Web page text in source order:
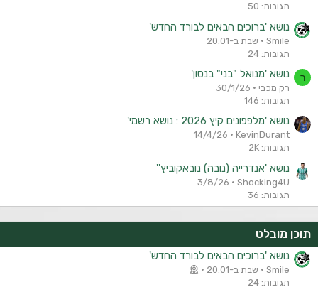
תגובות: 50
נושא 'ברוכים הבאים לבורד החדש'
Smile
שבת ב-20:01
תגובות: 24
ר נושא 'מנואל "בני" בנסון'
רק מכבי
30/1/26
תגובות: 146
נושא 'מלפפונים קיץ 2026 : נושא רשמי'
KevinDurant
14/4/26
תגובות: 2K
נושא 'אנדרייה (נובה) נובאקוביץ''
Shocking4U
3/8/26
תגובות: 36
תוכן מובלט
נושא 'ברוכים הבאים לבורד החדש'
Smile
שבת ב-20:01
תגובות: 24